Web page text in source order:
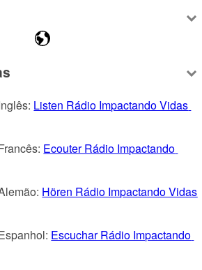
Listen Rádio Impactando Vidas
Ecouter Rádio Impactando
Hören Rádio Impactando Vidas
Escuchar Rádio Impactando